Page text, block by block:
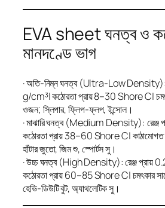
EVA sheet ঘনত্ব ও
মানদণ্ডে ভাগ
· অতি-নিম্ন ঘনত্ব (Ultra-Low
g/cm³| কঠোরতা প্রায় 8–30 Shore C|
ওজন; স্লিপার, ফ্লিপ-ফ্লপ, ইন্সোল।
· মাঝারি ঘনত্ব (Medium Density): রেঞ্জ
কঠোরতা প্রায় 38–60 Shore C| কাঠামোগত
হাঁটার জুতো, জিম শু, স্পোর্টস সু।
· উচ্চ ঘনত্ব (High Density): রেঞ্জ
কঠোরতা প্রায় 60–85 Shore C| চমৎকার
হেভি-ডিউটি বুট, অ্যাথলেটিক সু।